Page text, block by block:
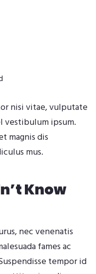
nisi vitae, vulputate
vestibulum ipsum.
magnis dis
mus.
Know
nec venenatis
fames ac
tempor id